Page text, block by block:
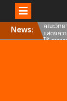
Skip
content
News: คณะวิทย
แสดงค
โท๊ะอาจา
คณะวิท
มหาวิท
ยินดีกับ
ประจำ
วิทยาศ